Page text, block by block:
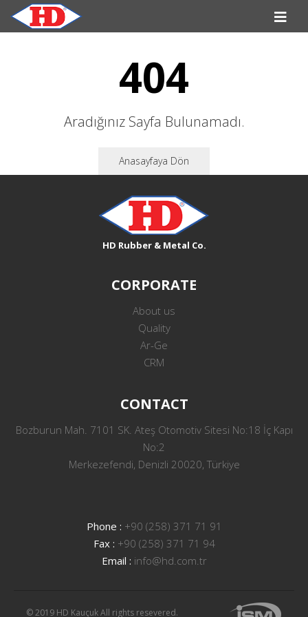
404
Aradığınız Sayfa Bulunamadı.
Anasayfaya Dön
HD Rubber & Metal Co.
CORPORATE
About us
Quality
Ar-Ge
CRM
CONTACT
Bozburun Mah. 7101 SK. Ateş Otomotiv Sitesi No:18 İç Kapı
No:2
Merkezefendi, Denizli 20020, Türkiye
Phone : +90 (258) 371 71 91
Fax : +90 (258) 371 71 94
Email : info@hd.com.tr
© 2019 HD Kauçuk All rights resevered.